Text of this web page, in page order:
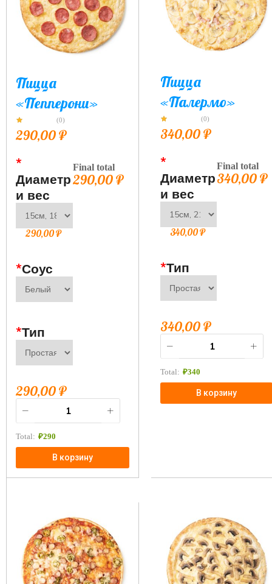
Пицца
«Пепперони»
(0)
290,00₽
*
Диаметр
и вес
290,00₽
*Соус
*Тип
Final total
290,00₽
290,00₽
Total: ₽290
В корзину
Пицца
«Палермо»
(0)
340,00₽
*
Диаметр
и вес
340,00₽
*Тип
Final total
340,00₽
340,00₽
Total: ₽340
В корзину